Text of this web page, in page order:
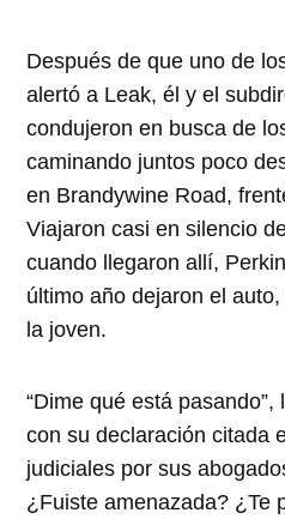
Después de que uno de
alertó a Leak, él y el
condujeron en busca de
caminando juntos poco
en Brandywine Road,
Viajaron casi en silencio
cuando llegaron allí,
último año dejaron el
la joven.
“Dime qué está
con su declaración citada
judiciales por sus
¿Fuiste amenazada? ¿Te